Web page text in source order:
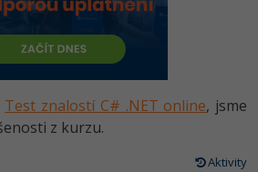
Bootstrap, SEO
verzování
aplikací
na AI a bigdata
-80%
Test znalostí C# .NET online, jsme
z kurzu.
Aktivity